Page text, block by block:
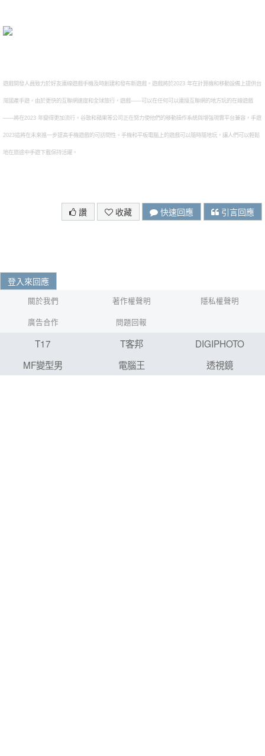
遊戲開發人員致力於好友連線遊戲手機及時創建和發布新遊戲。遊戲將於2023 年在計算機和移動設備上提供台
灣國產手遊。由於更快的互聯網速度和全球旅行，遊戲——可以在任何可以連接互聯網的地方玩的在線遊戲
——將在2023 年變得更加流行。谷歌和蘋果等公司正在努力使他們的移動操作系統與增強現實平台兼容，手遊
2023這將在未來進一步提高手機遊戲的可訪問性。手機和平板電腦上的遊戲可以隨時隨地玩，讓人們可以輕鬆
地在旅途中手遊下載保持活躍。
讚 收藏 快速回應 引言回應
登入來回應
關於我們 著作權聲明
隱私權聲明
廣告合作
問題回報
T17 T客邦
DIGIPHOTO
MF變型男
電腦王 透視鏡